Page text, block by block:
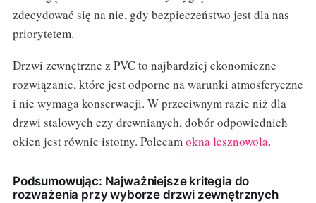
zdecydować się na nie, gdy bezpieczeństwo jest dla nas
priorytetem.
Drzwi zewnętrzne z PVC to najbardziej ekonomiczne
rozwiązanie, które jest odporne na warunki atmosferyczne
i nie wymaga konserwacji. W przeciwnym razie niż dla
drzwi stalowych czy drewnianych, dobór odpowiednich
okien jest równie istotny. Polecamokna lesznowola.
Podsumowując: Najważniejsze kritegia do
rozważenia przy wyborze drzwi zewnętrznych